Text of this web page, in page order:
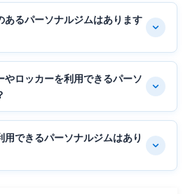
あるパーソナルジムはあります
やロッカーを利用できるパーソ
できるパーソナルジムはあり